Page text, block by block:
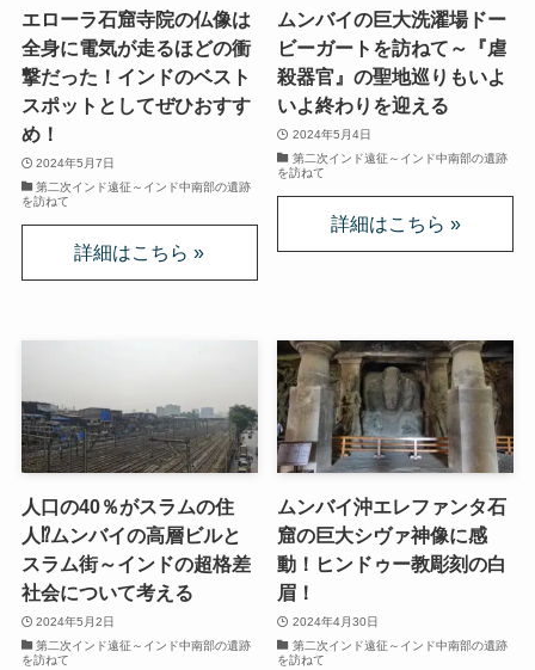
僧侶の日記
仏教書データベース
スリランカ、ネパール、東南アジアの仏教
中国仏教と思想・歴史
日本仏教とその歴史
親鸞とドストエフスキー・世界文学
親鸞とドストエフスキー
連載「『カラマーゾフの兄弟』を読む」
エローラ石窟寺院の仏像は
全身に電気が走るほどの衝
撃だった！インドのベスト
スポットとしてぜひおすす
め！
2024年5月7日
第二次インド遠征～インド中南部の遺跡
を訪ねて
ムンバイの巨大洗濯場ドー
ビーガートを訪ねて～『虐
殺器官』の聖地巡りもいよ
いよ終わりを迎える
2024年5月4日
第二次インド遠征～インド中南部の遺跡
を訪ねて
人口の40％がスラムの住
人⁉ムンバイの高層ビルと
スラム街～インドの超格差
社会について考える
2024年5月2日
第二次インド遠征～インド中南部の遺跡
を訪ねて
ムンバイ沖エレファンタ石
窟の巨大シヴァ神像に感
動！ヒンドゥー教彫刻の白
眉！
2024年4月30日
第二次インド遠征～インド中南部の遺跡
を訪ねて